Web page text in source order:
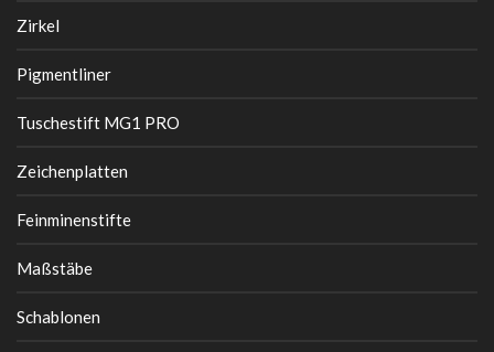
Zirkel
Pigmentliner
Tuschestift MG1 PRO
Zeichenplatten
Feinminenstifte
Maßstäbe
Schablonen